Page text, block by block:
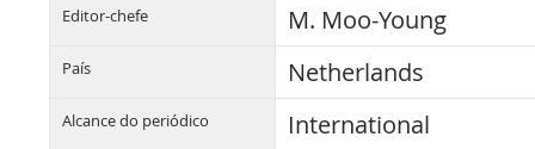
Editor-chefe M. Moo-Young
País Netherlands
Alcance do periódico International